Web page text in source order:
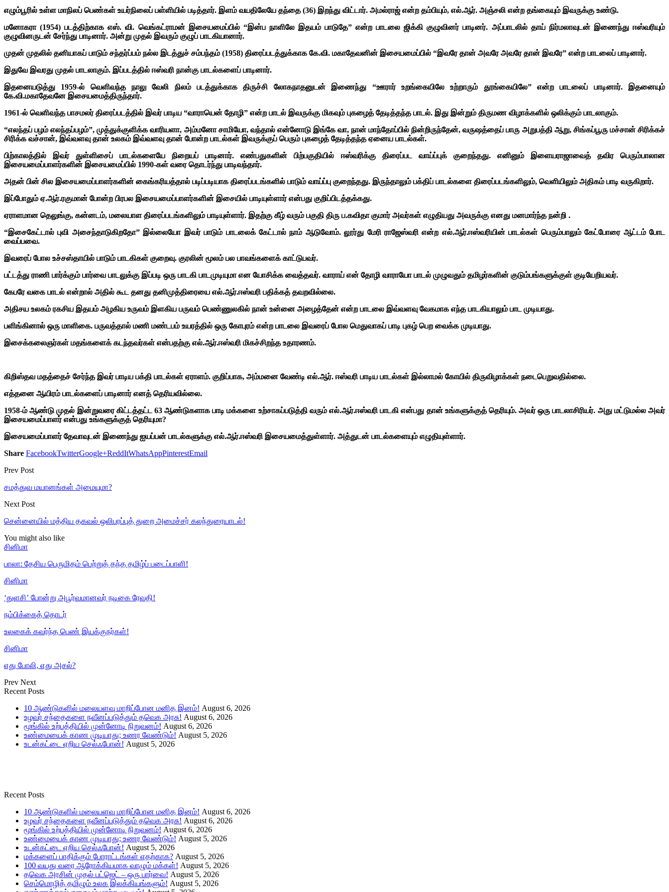
எழும்பூரில் உள்ள மாநிலப் பெண்கள் உயர்நிலைப் பள்ளியில் படித்தார். இளம் வயதிலேயே தந்தை (36) இறந்து விட்டார். அமல்ராஜ் என்ற தம்பியும், எல்.ஆர். அஞ்சலி என்ற தங்கையும் இவருக்கு உண்டு.
மனோகரா (1954) படத்திற்காக எஸ். வி. வெங்கட்ராமன் இசையமைப்பில் “இன்ப நாளிலே இதயம் பாடுதே” என்ற பாடலை ஜிக்கி குழுவினர் பாடினர். அப்பாடலில் தாய் நிர்மலாவுடன் இணைந்து ஈஸ்வரியும்
குழுவினருடன் சேர்ந்து பாடினார். அன்று முதல் இவரும் குழுப் பாடகியானார்.
முதன் முதலில் தனியாகப் பாடும் சந்தர்ப்பம் நல்ல இடத்துச் சம்பந்தம் (1958) திரைப்படத்துக்காக கே.வி. மகாதேவனின் இசையமைப்பில் “இவரே தான் அவரே அவரே தான் இவரே” என்ற பாடலைப் பாடினார்.
இதுவே இவரது முதல் பாடலாகும். இப்படத்தில் ஈஸ்வரி நான்கு பாடல்களைப் பாடினார்.
இதனையடுத்து 1959-ல் வெளிவந்த நாலு வேலி நிலம் படத்துக்காக திருச்சி லோகநாதனுடன் இணைந்து “ஊரார் உறங்கையிலே உற்றாரும் தூங்கையிலே” என்ற பாடலைப் பாடினார். இதனையும்
கே.வி.மகாதேவனே இசையமைத்திருந்தார்.
1961-ல் வெளிவந்த பாசமலர் திரைப்படத்தில் இவர் பாடிய “வாராயென் தோழி” என்ற பாடல் இவருக்கு மிகவும் புகழைத் தேடித்தந்த பாடல். இது இன்றும் திருமண விழாக்களில் ஒலிக்கும் பாடலாகும்.
“எலந்தப் பழம் எலந்தப்பழம்”, முத்துக்குளிக்க வாரியளா, அம்மனோ சாமியோ, வந்தால் என்னோடு இங்கே வா, நான் மாந்தோப்பில் நின்றிருந்தேன், வருஷத்தைப் பாரு அறுபத்தி ஆறு, சிங்கப்பூரு மச்சான் சிரிக்கச்
சிரிக்க வச்சான், இவ்வளவு தான் உலகம் இவ்வளவு தான் போன்ற பாடல்கள் இவருக்குப் பெரும் புகழைத் தேடித்தந்த ஏனைய பாடல்கள்.
பிற்காலத்தில் இவர் துள்ளிசைப் பாடல்களையே நிறையப் பாடினார். எண்பதுகளின் பிற்பகுதியில் ஈஸ்வரிக்கு திரைப்பட வாய்ப்புக் குறைந்தது. எனினும் இளையராஜாவைத் தவிர பெரும்பாலான
இசையமைப்பாளர்களின் இசையமைப்பில் 1990-கள் வரை தொடர்ந்து பாடிவந்தார்.
அதன் பின் சில இசையமைப்பாளர்களின் கைங்கரியத்தால் படிப்படியாக திரைப்படங்களில் பாடும் வாய்ப்பு குறைந்தது. இருந்தாலும் பக்திப் பாடல்களை திரைப்படங்களிலும், வெளியிலும் அதிகம் பாடி வருகிறார்.
இப்போதும் ஏ.ஆர்.ரகுமான் போன்ற பிரபல இசையமைப்பாளர்களின் இசையில் பாடியுள்ளார் என்பது குறிப்பிடத்தக்கது.
ஏராளமான தெலுங்கு, கன்னடம், மலையாள திரைப்படங்களிலும் பாடியுள்ளார். இதற்கு கீழ் வரும் பகுதி திரு ப.கவிதா குமார் அவர்கள் எழுதியது அவருக்கு எனது மனமார்ந்த நன்றி .
“இசைகேட்டால் புவி அசைந்தாடுகிறதோ” இல்லையோ இவர் பாடும் பாடலைக் கேட்டால் நாம் ஆடுவோம். லூர்து மேரி ராஜேஸ்வரி என்ற எல்.ஆர்.ஈஸ்வரியின் பாடல்கள் பெரும்பாலும் கேட்போரை ஆட்டம் போட
வைப்பவை.
இவரைப் போல உச்சஸ்தாயில் பாடும் பாடகிகள் குறைவு. குரலின் மூலம் பல பாவங்களைக் காட்டுபவர்.
பட்டத்து ராணி பார்க்கும் பார்வை பாடலுக்கு இப்படி ஒரு பாடகி பாடமுடியுமா என யோசிக்க வைத்தவர். வாராய் என் தோழி வாராயோ பாடல் முழுவதும் தமிழர்களின் குடும்பங்களுக்குள் குடியேறியவர்.
கேபரே வகை பாடல் என்றால் அதில் கூட தனது தனிமுத்திரையை எல்.ஆர்.ஈஸ்வரி பதிக்கத் தவறவில்லை.
அதிசய உலகம் ரகசிய இதயம் அழகிய உருவம் இளகிய பருவம் பெண்ணுலகில் நான் உன்னை அழைத்தேன் என்ற பாடலை இவ்வளவு வேகமாக எந்த பாடகியாலும் பாட முடியாது.
பளிங்கினால் ஒரு மாளிகை. பருவத்தால் மணி மண்டபம் உயரத்தில் ஒரு கோபுரம் என்ற பாடலை இவரைப் போல மெதுவாகப் பாடி புகழ் பெற வைக்க முடியாது.
இசைக்கலைஞர்கள் மதங்களைக் கடந்தவர்கள் என்பதற்கு எல்.ஆர்.ஈஸ்வரி மிகச்சிறந்த உதாரணம்.
கிறிஸ்தவ மதத்தைச் சேர்ந்த இவர் பாடிய பக்தி பாடல்கள் ஏராளம். குறிப்பாக, அம்மனை வேண்டி எல்.ஆர். ஈஸ்வரி பாடிய பாடல்கள் இல்லாமல் கோயில் திருவிழாக்கள் நடைபெறுவதில்லை.
எத்தனை ஆயிரம் பாடல்களைப் பாடினார் எனத் தெரியவில்லை.
1958-ம் ஆண்டு முதல் இன்றுவரை கிட்டத்தட்ட 63 ஆண்டுகளாக பாடி மக்களை உற்சாகப்படுத்தி வரும் எல்.ஆர்.ஈஸ்வரி பாடகி என்பது தான் உங்களுக்குத் தெரியும். அவர் ஒரு பாடலாசிரியர். அது மட்டுமல்ல அவர்
இசையமைப்பாளர் என்பது உங்களுக்குத் தெரியுமா?
இசையமைப்பாளர் தேவாவுடன் இணைந்து ஐயப்பன் பாடல்களுக்கு எல்.ஆர்.ஈஸ்வரி இசையமைத்துள்ளார். அத்துடன் பாடல்களையும் எழுதியுள்ளார்.
Share FacebookTwitterGoogle+ReddItWhatsAppPinterestEmail
Prev Post
சமத்துவ மயானங்கள் அமையுமா?
Next Post
சென்னையில் மத்திய தகவல் ஒலிபரப்புத் துறை அமைச்சர் கலந்துரையாடல்!
You might also like
சினிமா
பாலா: தேசிய பெருமிதம் பெற்றுத் தந்த தமிழ்ப் படைப்பாளி!
சினிமா
‘துளசி’ போன்று அபூர்வமானவர் நடிகை ரேவதி!
நம்பிக்கைத் தொடர்
உலகைக் கவர்ந்த பெண் இயக்குநர்கள்!
சினிமா
எது போலி, எது அசல்?
Prev Next
Recent Posts
10 ஆண்டுகளில் மலையளவு மாறிப்போன மனித இனம்! August 6, 2026
உழவர் சந்தைகளை நவீனப்படுத்தும் தவெக அரசு! August 6, 2026
மூங்கில் உற்பத்தியில் முன்னோடி நிறுவனம்! August 6, 2026
உண்மையைக் காண முடியாது; உணர வேண்டும்! August 5, 2026
உடன்கட்டை ஏறிய செல்ஃபோன்! August 5, 2026
Recent Posts
10 ஆண்டுகளில் மலையளவு மாறிப்போன மனித இனம்! August 6, 2026
உழவர் சந்தைகளை நவீனப்படுத்தும் தவெக அரசு! August 6, 2026
மூங்கில் உற்பத்தியில் முன்னோடி நிறுவனம்! August 6, 2026
உண்மையைக் காண முடியாது; உணர வேண்டும்! August 5, 2026
உடன்கட்டை ஏறிய செல்ஃபோன்! August 5, 2026
மக்களைப் பாதிக்கும் போராட்டங்கள் எதற்காக? August 5, 2026
100 வயது வரை ஆரோக்கியமாக வாழும் மக்கள்! August 5, 2026
தவெக அரசின் முதல் பட்ஜெட் – ஒரு பார்வை! August 5, 2026
செம்மொழித் தமிழும் உலக இலக்கியங்களும்! August 5, 2026